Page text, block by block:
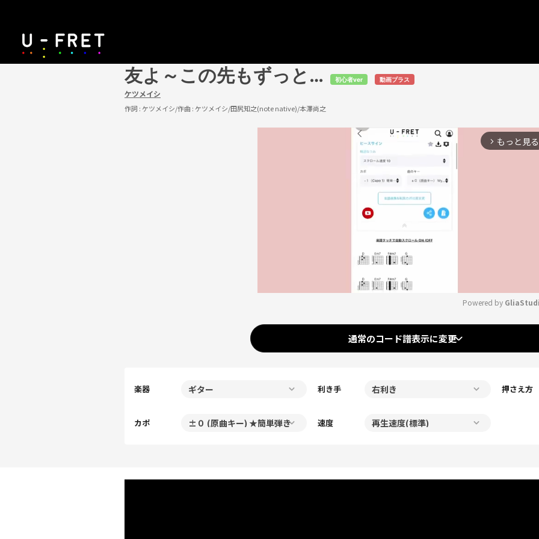
友よ～この先もずっと… 初心者ver 動画プラス
ケツメイシ
作詞 : ケツメイシ/作曲 : ケツメイシ/田尻知之(note native)/本澤尚之
arrow_forward_ios もっと見る
Powered by
通常のコード譜表示に変更
楽器 利き手 押さえ方
カポ 速度